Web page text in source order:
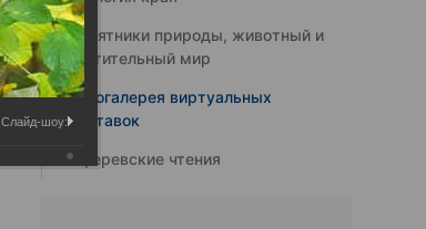
Памятники природы, животный и
растительный мир
Фотогалерея виртуальных
выставок
Юферевские чтения
Слайд-шоу: